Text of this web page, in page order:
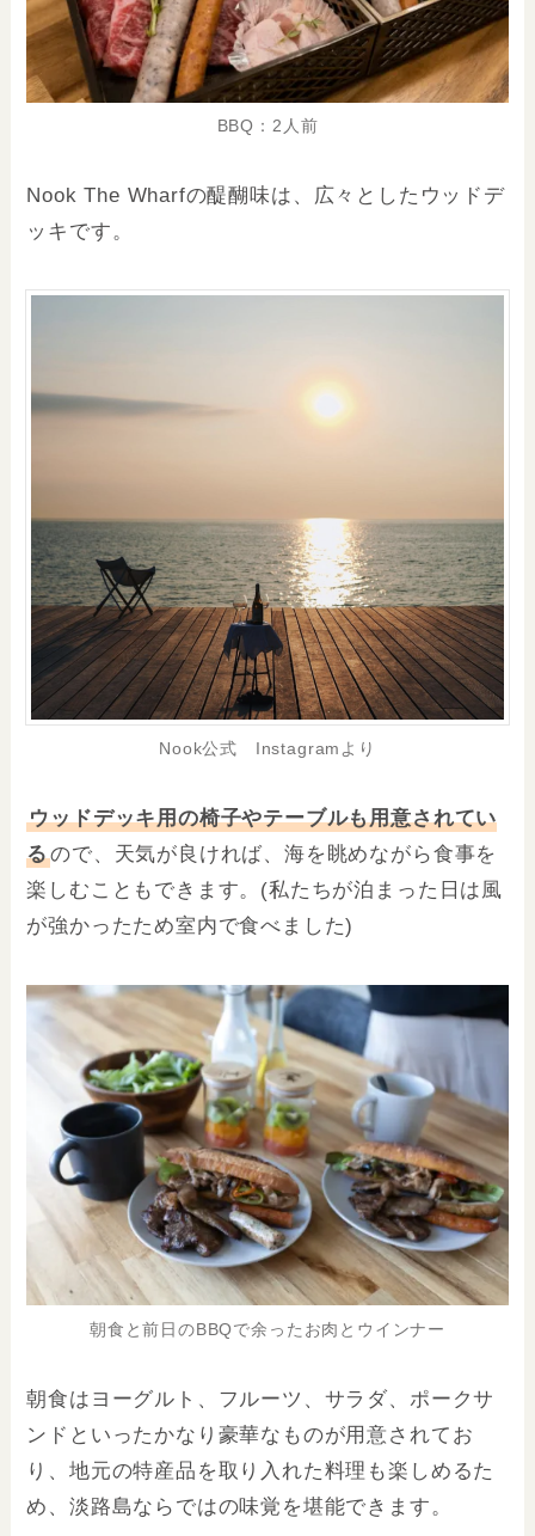
BBQ：2人前
Nook The Wharfの醍醐味は、広々としたウッドデ
ッキです。
Nook公式 Instagramより
ウッドデッキ用の椅子やテーブルも用意されてい
るので、天気が良ければ、海を眺めながら食事を
楽しむこともできます。(私たちが泊まった日は風
が強かったため室内で食べました)
朝食と前日のBBQで余ったお肉とウインナー
朝食はヨーグルト、フルーツ、サラダ、ポークサ
ンドといったかなり豪華なものが用意されてお
り、地元の特産品を取り入れた料理も楽しめるた
め、淡路島ならではの味覚を堪能できます。